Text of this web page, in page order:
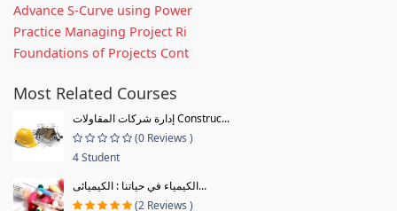
Advance S-Curve using Power
Practice Managing Project Ri
Foundations of Projects Cont
Most Related Courses
إدارة شركات المقاولات Construc...
(0 Reviews )
4 Student
الكيمياء في حياتنا : الكيميائى...
(2 Reviews )